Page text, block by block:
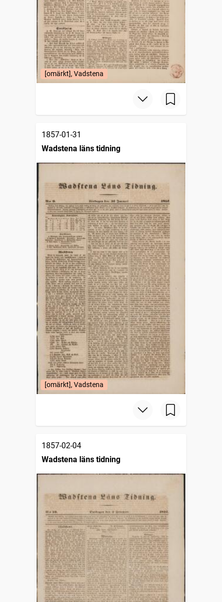
[omärkt], Vadstena
1857-01-31
Wadstena läns tidning
[omärkt], Vadstena
1857-02-04
Wadstena läns tidning